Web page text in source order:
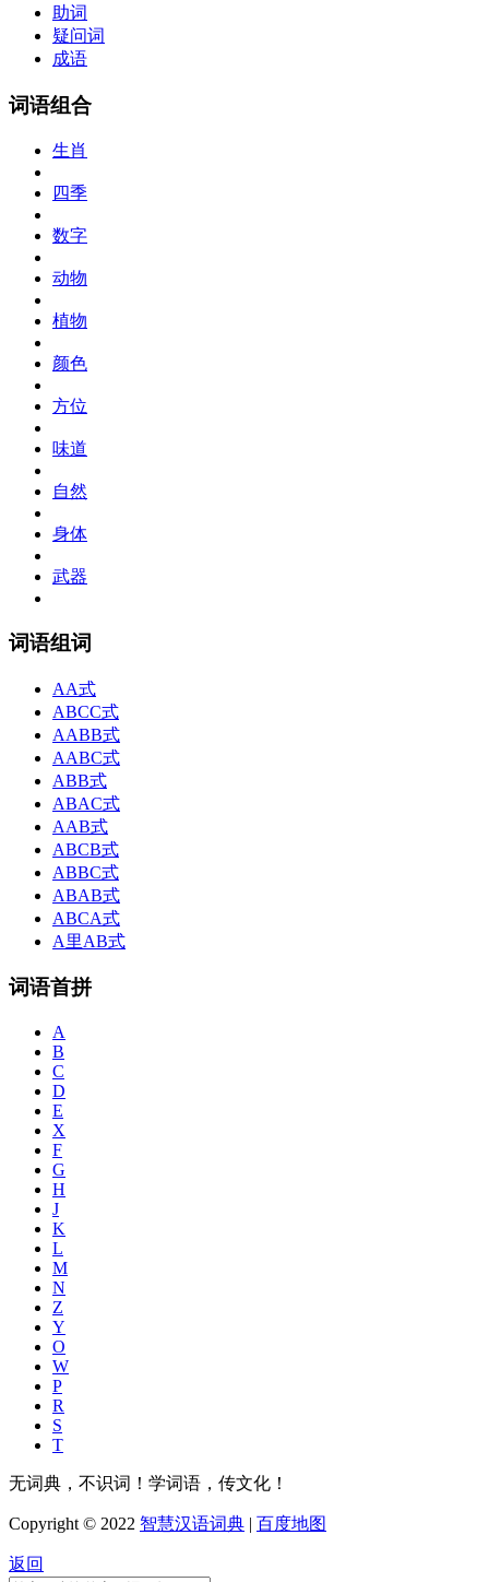
助词
疑问词
成语
词语组合
生肖
四季
数字
动物
植物
颜色
方位
味道
自然
身体
武器
词语组词
AA式
ABCC式
AABB式
AABC式
ABB式
ABAC式
AAB式
ABCB式
ABBC式
ABAB式
ABCA式
A里AB式
词语首拼
A
B
C
D
E
X
F
G
H
J
K
L
M
N
Z
Y
O
W
P
R
S
T
无词典，不识词！学词语，传文化！
Copyright © 2022 智慧汉语词典 | 百度地图
返回